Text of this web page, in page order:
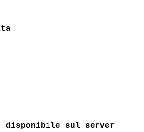
disponibile sul server